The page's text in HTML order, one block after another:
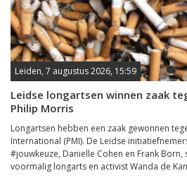
Leiden, 7 augustus 2026, 15:59
Leidse longartsen winnen zaak
Philip Morris
Longartsen hebben een zaak gewonnen
International (PMI). De Leidse
#jouwkeuze, Danielle Cohen en Frank
voormalig longarts en activist Wanda de